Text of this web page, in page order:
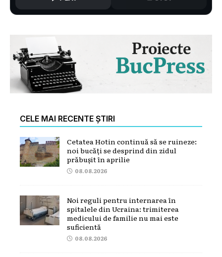
CELE MAI RECENTE ȘTIRI
Cetatea Hotin continuă să se ruineze:
noi bucăți se desprind din zidul
prăbușit în aprilie
08.08.2026
Noi reguli pentru internarea în
spitalele din Ucraina: trimiterea
medicului de familie nu mai este
suficientă
08.08.2026